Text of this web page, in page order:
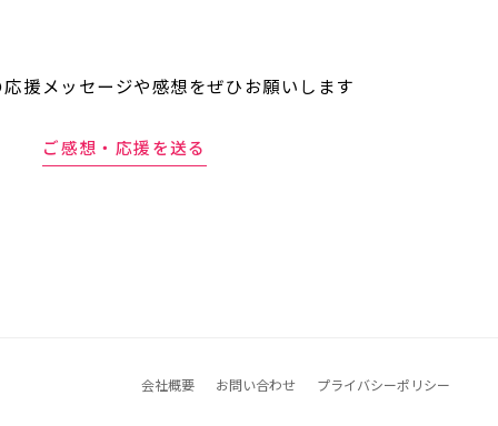
援メッセージや感想をぜひお願いします
ご感想・応援を送る
会社概要 お問い合わせ プライバシーポリシー